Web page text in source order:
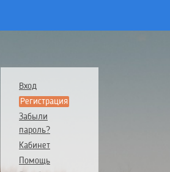
Вход
Регистрация
Забыли
пароль?
Кабинет
Помощь